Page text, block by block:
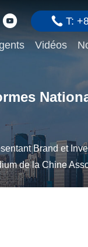
T:
Vidéos
Brand et
de la Chine